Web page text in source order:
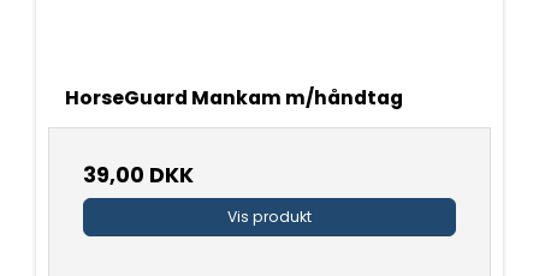
HorseGuard Mankam m/håndtag
39,00 DKK
Vis produkt